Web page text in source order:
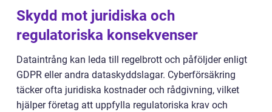
Skydd mot juridiska och
regulatoriska konsekvenser
Dataintrång kan leda till regelbrott och påföljder enligt
GDPR eller andra dataskyddslagar. Cyberförsäkring
täcker ofta juridiska kostnader och rådgivning, vilket
hjälper företag att uppfylla regulatoriska krav och